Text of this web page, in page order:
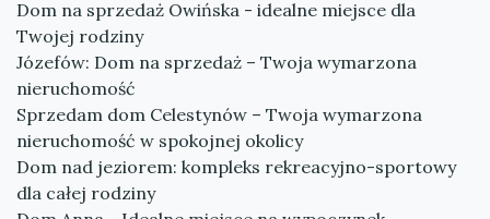
Dom na sprzedaż Owińska - idealne miejsce dla
Twojej rodziny
Józefów: Dom na sprzedaż – Twoja wymarzona
nieruchomość
Sprzedam dom Celestynów – Twoja wymarzona
nieruchomość w spokojnej okolicy
Dom nad jeziorem: kompleks rekreacyjno-sportowy
dla całej rodziny